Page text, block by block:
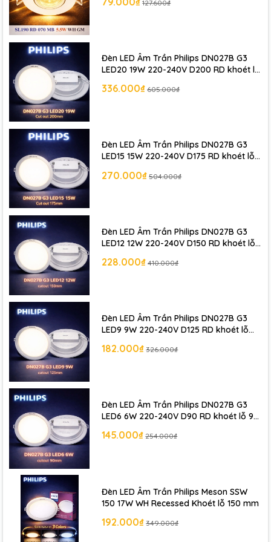
Kết nối dây nguồn với điện áp
Dùng tai cài lò xo để cố định đèn vào trần.
Bật nguồn và kiểm tra ánh sáng.
📞 Liên hệ ngay để được tư vấn miễn phí
và nhận nhiều ưu đãi.
🔎 Khám phá thêm các dòng sản phẩm Đèn LED Philips
Chính Hãngkhác !
127.600₫
Đèn LED Âm Trần Philips DN027B G3
LED20 19W 220-240V D200 RD khoét lỗ
336.000₫ 605.000₫
Đèn LED Âm Trần Philips DN027B G3
LED15 15W 220-240V D175 RD khoét lỗ
270.000₫ 504.000₫
Đèn LED Âm Trần Philips DN027B G3
LED12 12W 220-240V D150 RD khoét lỗ
228.000₫ 410.000₫
Đèn LED Âm Trần Philips DN027B G3
LED9 9W 220-240V D125 RD khoét lỗ
182.000₫ 326.000₫
Đèn LED Âm Trần Philips DN027B G3
LED6 6W 220-240V D90 RD khoét lỗ 90
145.000₫ 254.000₫
Đèn LED Âm Trần Philips Meson SSW
150 17W WH Recessed Khoét lỗ 150 mm
192.000₫ 349.000₫